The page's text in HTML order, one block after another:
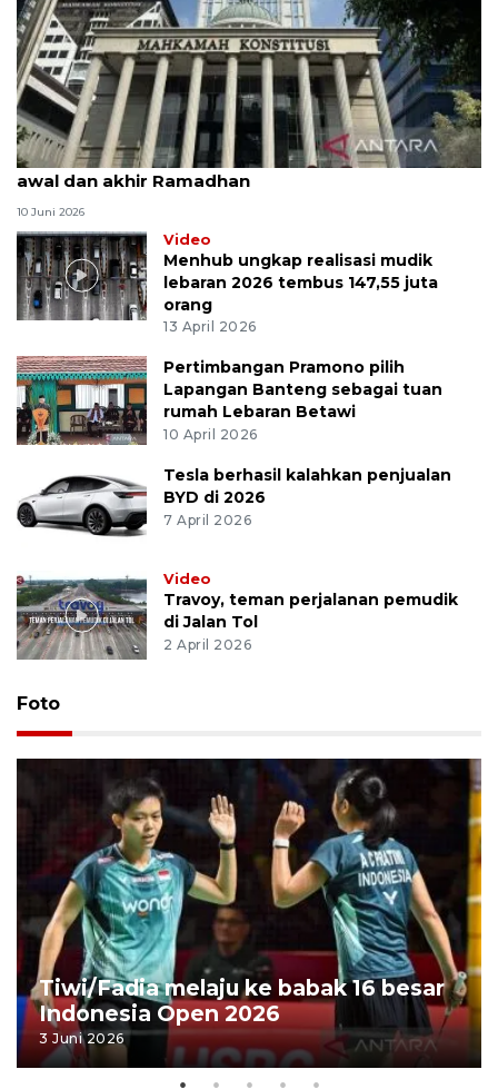
MK uji materi UU Peradilan Agama perihal isbat
awal dan akhir Ramadhan
10 Juni 2026
Video
Menhub ungkap realisasi mudik
lebaran 2026 tembus 147,55 juta
orang
13 April 2026
Pertimbangan Pramono pilih
Lapangan Banteng sebagai tuan
rumah Lebaran Betawi
10 April 2026
Tesla berhasil kalahkan penjualan
BYD di 2026
7 April 2026
Video
Travoy, teman perjalanan pemudik
di Jalan Tol
2 April 2026
Foto
Tiwi/Fadia melaju ke babak 16 besar
Indonesia Open 2026
3 Juni 2026